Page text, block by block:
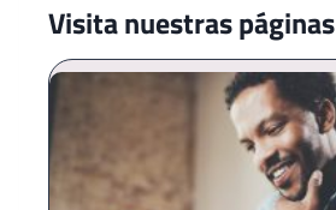
Visita nuestras páginas